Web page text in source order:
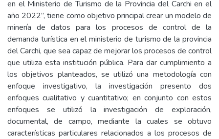
en el Ministerio de Turismo de la Provincia del Carchi en el
año 2022”, tiene como objetivo principal crear un modelo de
minería de datos para los procesos de control de la
demanda turística en el ministerio de turismo de la provincia
del Carchi, que sea capaz de mejorar los procesos de control
que utiliza esta institución pública. Para dar cumplimiento a
los objetivos planteados, se utilizó una metodología con
enfoque investigativo, la investigación presento dos
enfoques cualitativo y cuantitativo; en conjunto con estos
enfoques se utilizó la investigación de exploración,
documental, de campo, mediante la cuales se obtuvo
características particulares relacionados a los procesos de